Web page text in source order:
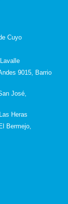
Cuyo
9015, Barrio
José,
Heras
Bermejo,